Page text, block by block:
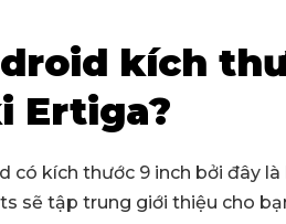
kích
Ertiga?
có kích thước 9 inch bởi đây
sẽ tập trung giới thiệu cho